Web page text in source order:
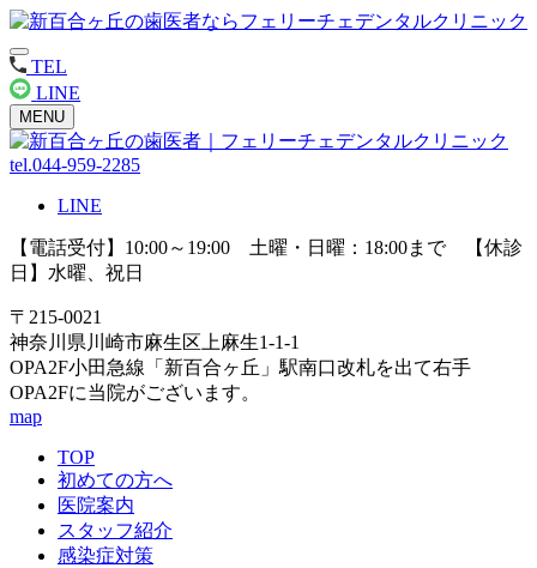
TEL
LINE
MENU
tel.044-959-2285
LINE
【電話受付】10:00～19:00 土曜・日曜：18:00まで 【休診
日】水曜、祝日
〒215-0021
神奈川県川崎市麻生区上麻生1-1-1
OPA2F小田急線「新百合ヶ丘」駅南口改札を出て右手
OPA2Fに当院がございます。
map
TOP
初めての方へ
医院案内
スタッフ紹介
感染症対策